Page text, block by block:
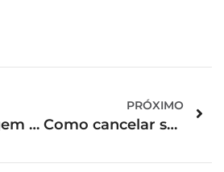
Primeira viagem internacional? Saiba como tirar seu passaporte
PRÓXIMO
Como cancelar seu voo Azul: guia completo e rápido